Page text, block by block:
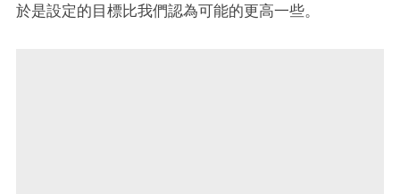
於是設定的目標比我們認為可能的更高一些。